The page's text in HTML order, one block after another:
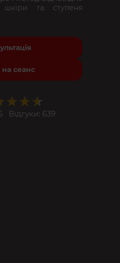
та ступеня
сеанс
Відгуки: 639